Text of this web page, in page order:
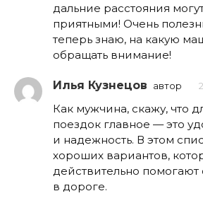
дальние расстояния
приятными! Очень
теперь знаю, на какую
обращать внимание!
Илья Кузнецов автор
Как мужчина, скажу, что
поездок главное — это
и надежность. В этом
хороших вариантов,
действительно помогают
в дороге.